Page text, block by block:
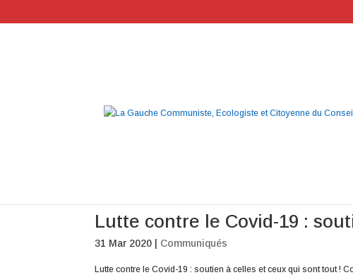
Lutte contre le Covid-19 :
31 Mar 2020 Communiqués
Lutte contre le Covid-19 : soutien à celles et ceux qui sont tout !